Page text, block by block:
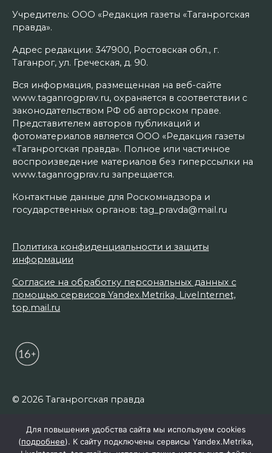
Учредитель: ООО «Редакция газеты «Таганрогская
правда».
Адрес редакции: 347900, Ростовская обл., г.
Таганрог, ул. Греческая, д. 90.
Вся информация, размещенная на веб-сайте
www.taganrogprav.ru, охраняется в соответствии с
законодательством РФ об авторском праве.
Представителем авторов публикаций и
фотоматериалов является ООО «Редакция газеты
«Таганрогская правда». Полное или частичное
воспроизведение материалов без гиперссылки на
www.taganrogprav.ru запрещается.
Контактные данные для Роскомнадзора и
государственных органов: tag_pravda@mail.ru
Политика конфиденциальности и защиты
информации
Согласие на обработку персональных данных с
помощью сервисов Yandex.Metrika, LiveInternet,
top.mail.ru
© 2026 Таганрогская правда
Для повышения удобства сайта мы используем cookies
(подробнее). К сайту подключены сервисы Yandex.Metrika,